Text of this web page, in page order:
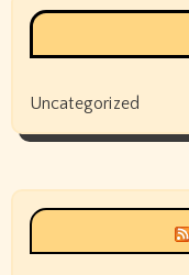
Uncategorized